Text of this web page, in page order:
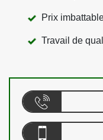
Prix
Travail de